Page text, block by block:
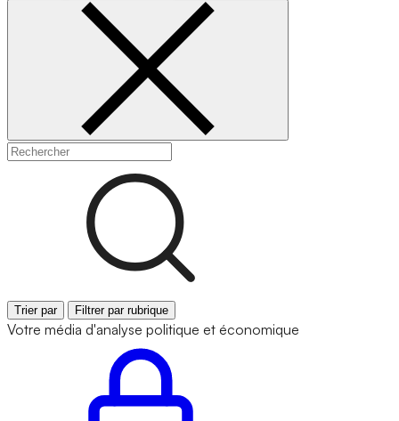
Trier par Filtrer par rubrique
Votre média d'analyse politique et économique